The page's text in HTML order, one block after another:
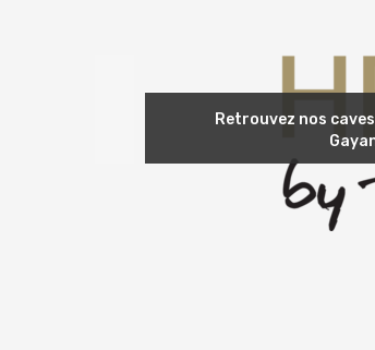
Retrouvez nos